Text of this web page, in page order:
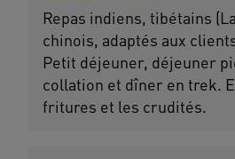
Repas indiens, tibétains
chinois, adaptés aux
Petit déjeuner, déjeuner
collation et dîner en trek.
fritures et les crudités.